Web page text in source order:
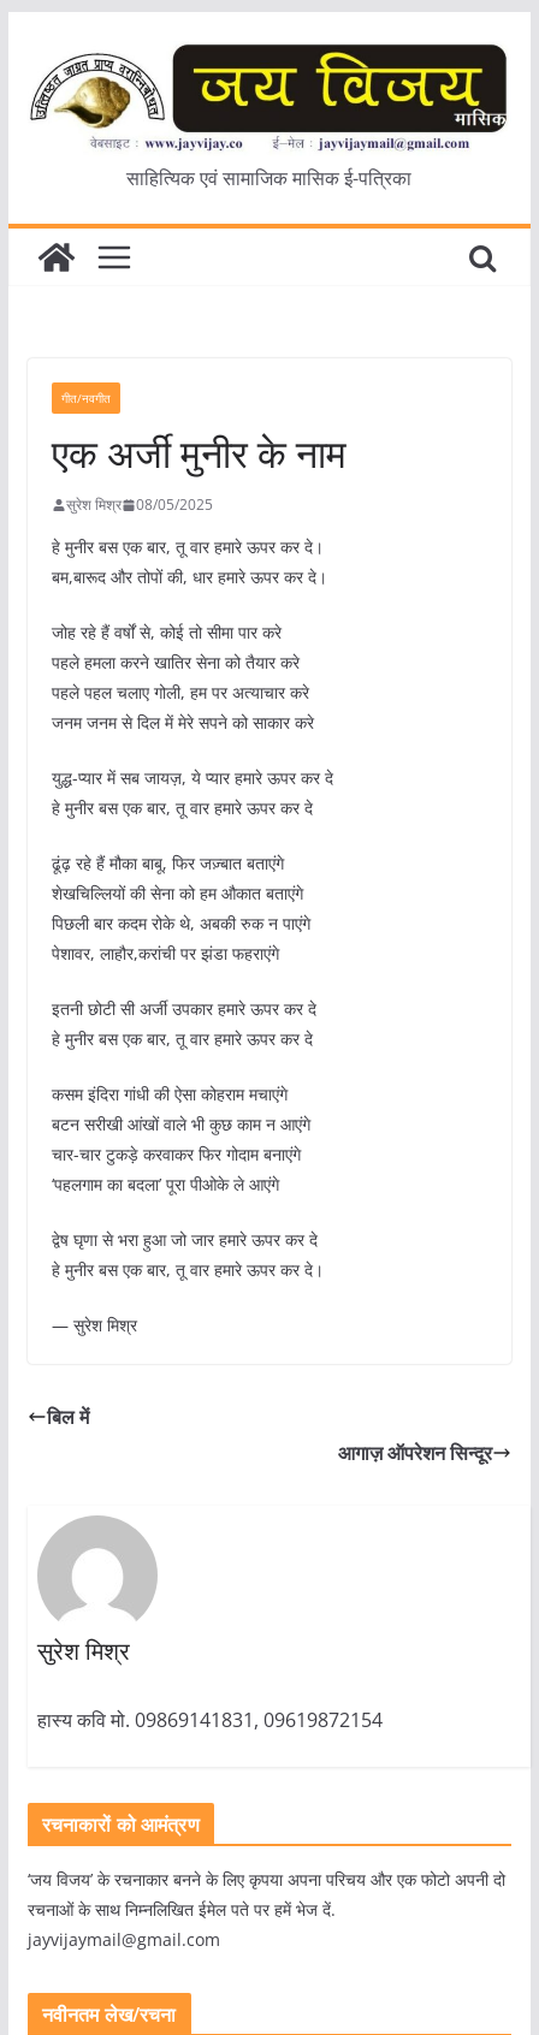
content
साहित्यिक एवं सामाजिक मासिक ई-पत्रिका
गीत/नवगीत
एक अर्जी मुनीर के नाम
सुरेश मिश्र 08/05/2025
हे मुनीर बस एक बार, तू वार हमारे ऊपर कर दे।
बम,बारूद और तोपों की, धार हमारे ऊपर कर दे।
जोह रहे हैं वर्षों से, कोई तो सीमा पार करे
पहले हमला करने खातिर सेना को तैयार करे
पहले पहल चलाए गोली, हम पर अत्याचार करे
जनम जनम से दिल में मेरे सपने को साकार करे
युद्ध-प्यार में सब जायज़, ये प्यार हमारे ऊपर कर दे
हे मुनीर बस एक बार, तू वार हमारे ऊपर कर दे
ढूंढ़ रहे हैं मौका बाबू, फिर जज़्बात बताएंगे
शेखचिल्लियों की सेना को हम औकात बताएंगे
पिछली बार कदम रोके थे, अबकी रुक न पाएंगे
पेशावर, लाहौर,करांची पर झंडा फहराएंगे
इतनी छोटी सी अर्जी उपकार हमारे ऊपर कर दे
हे मुनीर बस एक बार, तू वार हमारे ऊपर कर दे
कसम इंदिरा गांधी की ऐसा कोहराम मचाएंगे
बटन सरीखी आंखों वाले भी कुछ काम न आएंगे
चार-चार टुकड़े करवाकर फिर गोदाम बनाएंगे
‘पहलगाम का बदला’ पूरा पीओके ले आएंगे
द्वेष घृणा से भरा हुआ जो जार हमारे ऊपर कर दे
हे मुनीर बस एक बार, तू वार हमारे ऊपर कर दे।
— सुरेश मिश्र
बिल में
आगाज़ ऑपरेशन सिन्दूर
सुरेश मिश्र
हास्य कवि मो. 09869141831, 09619872154
रचनाकारों को आमंत्रण
‘जय विजय’ के रचनाकार बनने के लिए कृपया अपना परिचय और एक फोटो अपनी दो
रचनाओं के साथ निम्नलिखित ईमेल पते पर हमें भेज दें.
jayvijaymail@gmail.com
नवीनतम लेख/रचना